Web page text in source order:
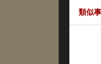
類似